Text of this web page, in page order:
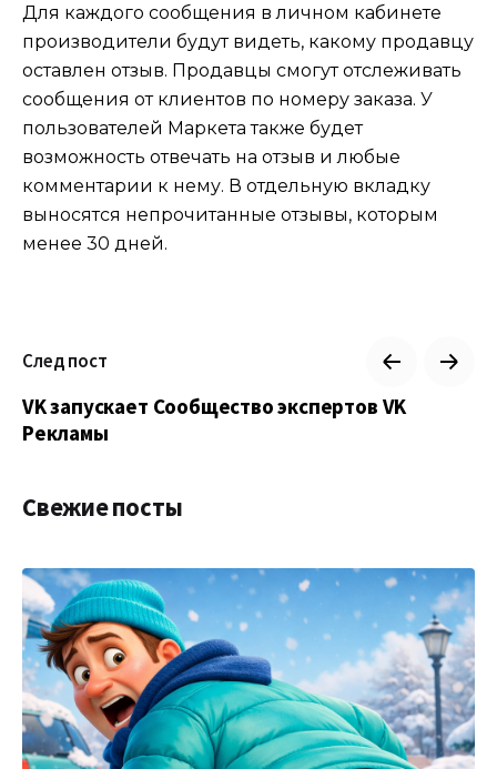
Для каждого сообщения в личном кабинете
производители будут видеть, какому продавцу
оставлен отзыв. Продавцы смогут отслеживать
сообщения от клиентов по номеру заказа. У
пользователей Маркета также будет
возможность отвечать на отзыв и любые
комментарии к нему. В отдельную вкладку
выносятся непрочитанные отзывы, которым
менее 30 дней.
След пост
VK запускает Сообщество экспертов VK
Рекламы
Свежие посты